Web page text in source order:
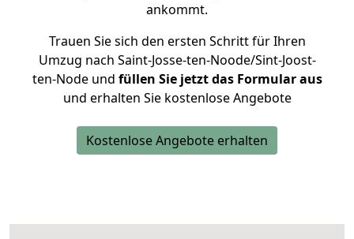
ankommt.
Trauen Sie sich den ersten Schritt für Ihren
Umzug nach Saint-Josse-ten-Noode/Sint-Joost-
ten-Node und füllen Sie jetzt das Formular aus
und erhalten Sie kostenlose Angebote
Kostenlose Angebote erhalten